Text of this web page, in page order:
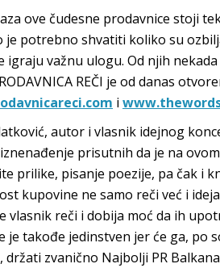
ove čudesne prodavnice stoji
je potrebno shvatiti koliko su
igraju važnu ulogu. Od njih
REČI je od danas
i
autor i vlasnik idejnog
prisutnih da je na
prilike, pisanje poezije, pa čak i
kupovine ne samo reči već i
vlasnik reči i dobija moć da ih
je takođe jedinstven jer će ga, po
držati zvanično Najbolji PR